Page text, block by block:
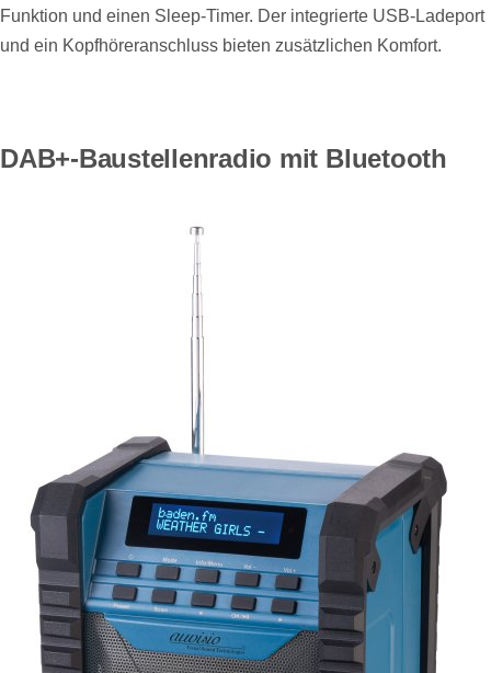
Funktion und einen Sleep-Timer. Der integrierte USB-Ladeport
und ein Kopfhöreranschluss bieten zusätzlichen Komfort.
DAB+-Baustellenradio mit Bluetooth